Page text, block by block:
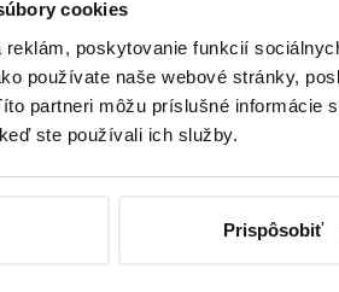
cookies
reklám, poskytovanie funkcií
používate naše webové stránky,
partneri môžu príslušné
ste používali ich služby.
Prispôsobiť
Jeho flexibilita a výnimočné